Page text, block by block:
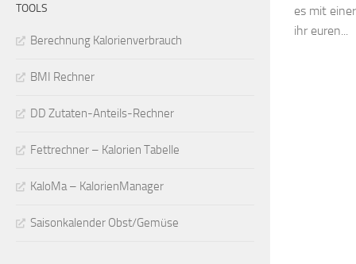
es mit
ihr euren...
TOOLS
Berechnung Kalorienverbrauch
BMI Rechner
DD Zutaten-Anteils-Rechner
Fettrechner – Kalorien Tabelle
KaloMa – KalorienManager
Saisonkalender Obst/Gemüse